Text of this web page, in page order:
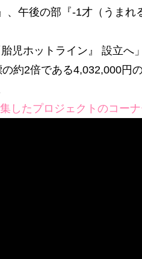
午後の部『-1才（うまれ
児ホットライン』 設立へ
約2倍である4,032,000円
したプロジェクトのコーナ